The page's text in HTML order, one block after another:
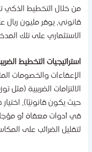
على تلك المدخرات.
التخطيط الضريبي
والخصومات
الضريبية (مثل
يكون قانونيًا)، اختيار
أدوات معفاة أو مؤجلة
الضرائب على المكاسب